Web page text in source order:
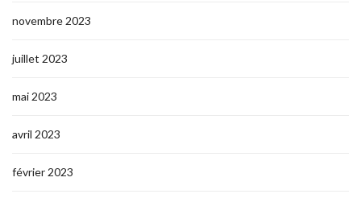
novembre 2023
juillet 2023
mai 2023
avril 2023
février 2023